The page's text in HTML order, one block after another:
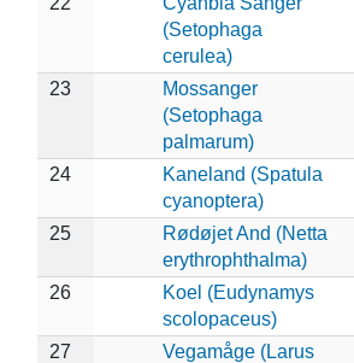
(Setophaga
cerulea)
23
Mossanger
(Setophaga
palmarum)
24
Kaneland (Spatula
cyanoptera)
25
Rødøjet And (Netta
erythrophthalma)
26
Koel (Eudynamys
scolopaceus)
27
Vegamåge (Larus